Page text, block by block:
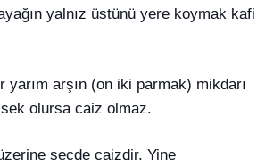
yalnız üstünü yere koymak kafi
arşın (on iki parmak) mikdarı
olursa caiz olmaz.
secde caizdir. Yine